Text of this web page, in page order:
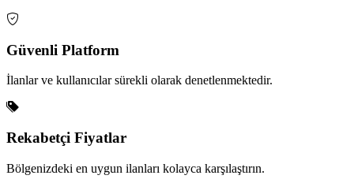
Güvenli Platform
İlanlar ve kullanıcılar sürekli olarak denetlenmektedir.
Rekabetçi Fiyatlar
Bölgenizdeki en uygun ilanları kolayca karşılaştırın.